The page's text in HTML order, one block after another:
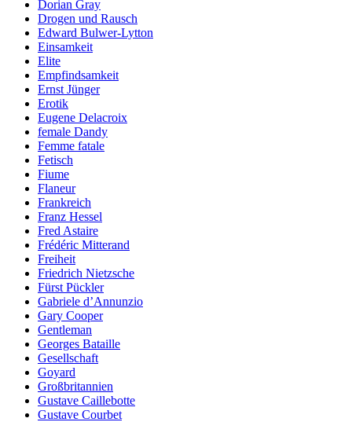
Dorian Gray
Drogen und Rausch
Edward Bulwer-Lytton
Einsamkeit
Elite
Empfindsamkeit
Ernst Jünger
Erotik
Eugene Delacroix
female Dandy
Femme fatale
Fetisch
Fiume
Flaneur
Frankreich
Franz Hessel
Fred Astaire
Frédéric Mitterand
Freiheit
Friedrich Nietzsche
Fürst Pückler
Gabriele d’Annunzio
Gary Cooper
Gentleman
Georges Bataille
Gesellschaft
Goyard
Großbritannien
Gustave Caillebotte
Gustave Courbet